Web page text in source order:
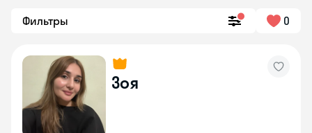
Фильтры 0
Зоя